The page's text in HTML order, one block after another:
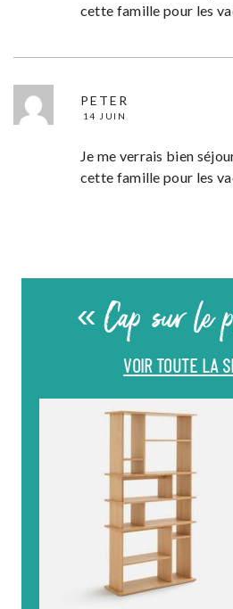
cette famille pour les
PETER
14 JUIN
Je me verrais bien
cette famille pour les
« Cap sur le
VOIR TOUTE LA